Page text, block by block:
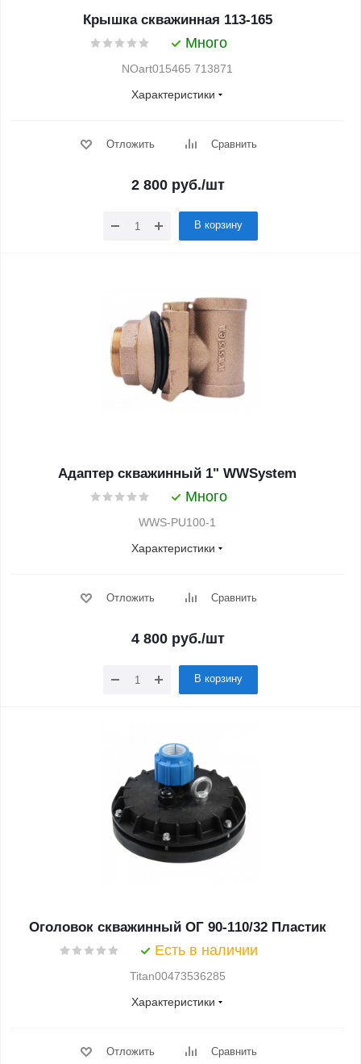
Крышка скважинная 113-165
Много
NOart015465 713871
Характеристики
Отложить Сравнить
2 800руб./шт
В корзину
Адаптер скважинный 1" WWSystem
Много
WWS-PU100-1
Характеристики
Отложить Сравнить
4 800руб./шт
В корзину
Оголовок скважинный ОГ 90-110/32 Пластик
Есть в наличии
Titan00473536285
Характеристики
Отложить Сравнить